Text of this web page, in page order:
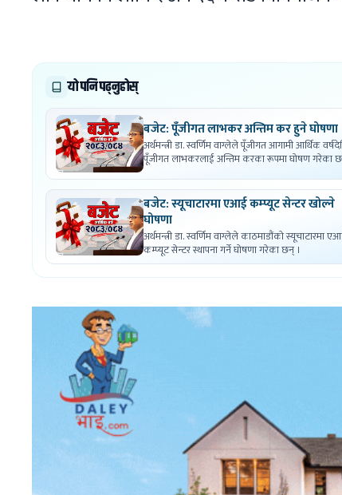
यो पनि पढ्नुहोस्
बजेट: पूँजीगत लाभकर अन्तिम कर हुने घोषणा
अर्थमन्त्री डा. स्वर्णिम वाग्लेले पूँजीगत आगामी आर्थिक
पूँजीगत लाभकरलाई अन्तिम करका रूपमा घोषण गरेका
बजेट: स्यूचाटारमा एआई कम्प्यूट सेन्टर खोल्ने
घोषणा
अर्थमन्त्री डा. स्वर्णिम वाग्लेले काठमाडौंको स्यूचाटारमा
कम्प्यूट सेन्टर स्थापना गर्ने घोषणा गरेका छन् ।